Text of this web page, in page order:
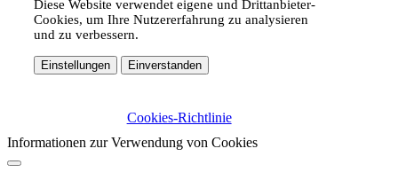
Diese Website verwendet eigene und Drittanbieter-
Cookies, um Ihre Nutzererfahrung zu analysieren
und zu verbessern.
Einstellungen Einverstanden
Cookies-Richtlinie
Informationen zur Verwendung von Cookies